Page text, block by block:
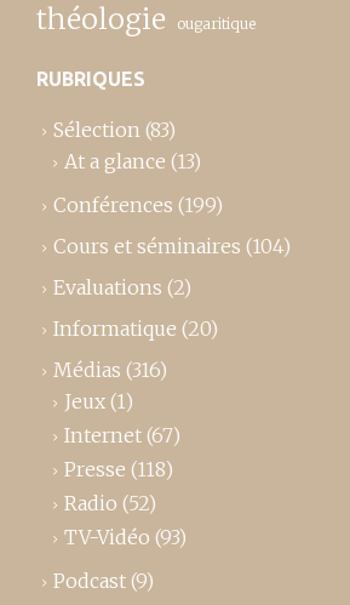
théologie ougaritique
RUBRIQUES
Sélection (83)
At a glance (13)
Conférences (199)
Cours et séminaires (104)
Evaluations (2)
Informatique (20)
Médias (316)
Jeux (1)
Internet (67)
Presse (118)
Radio (52)
TV-Vidéo (93)
Podcast (9)